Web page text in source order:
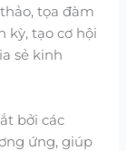
tọa đàm
kỳ, tạo cơ hội
sẻ kinh
bởi các
ứng, giúp